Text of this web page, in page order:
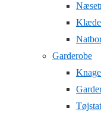
Garderobe